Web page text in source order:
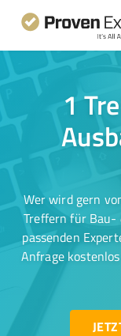
1
Wer wird gern
Treffern für Bau-
passenden
Anfrage